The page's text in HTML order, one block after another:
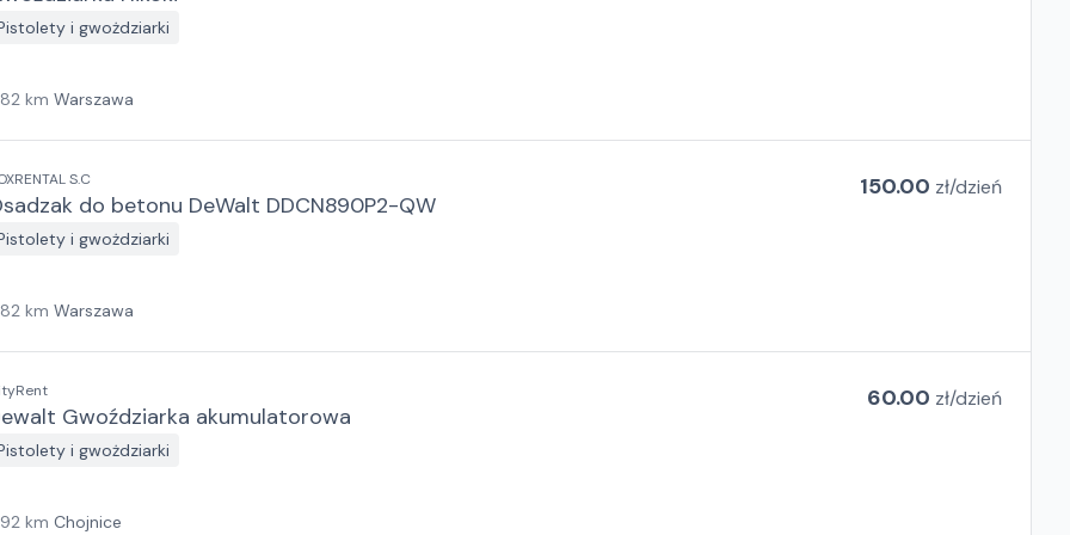
i gwożdziarki
km Warszawa
S.C
do betonu DeWalt DDCN890P2-QW
i gwożdziarki
150.00 zł/dzień
km Warszawa
Gwoździarka akumulatorowa
i gwożdziarki
60.00 zł/dzień
km Chojnice